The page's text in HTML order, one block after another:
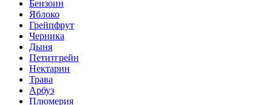
Бензоин
Яблоко
Грейпфрут
Черника
Дыня
Петитгрейн
Нектарин
Трава
Арбуз
Плюмерия